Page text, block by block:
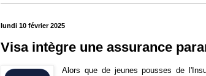
lundi 10 février 2025
Visa intègre une assurance
Alors que de jeunes pousses de